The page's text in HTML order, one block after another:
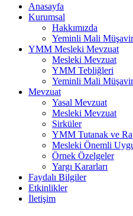
Anasayfa
Kurumsal
Hakkımızda
Yeminli Mali
YMM Mesleki Mevzuat
Mesleki Mevzuat
YMM Tebliğleri
Yeminli Mali
Mevzuat
Yasal Mevzuat
Mesleki Mevzuat
Sirküler
YMM Tutanak ve
Mesleki Önemli
Örnek Özelgeler
Yargı Kararları
Faydalı Bilgiler
Etkinlikler
İletişim